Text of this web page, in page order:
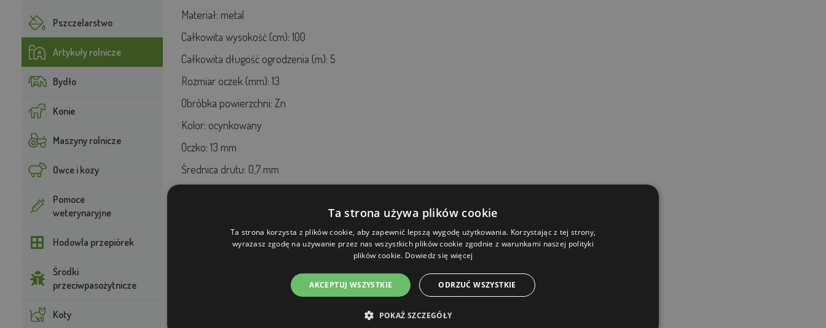
Pszczelarstwo
Artykuły rolnicze
Bydło
Konie
Maszyny rolnicze
Owce i kozy
Pomoce
weterynaryjne
Hodowla przepiórek
Środki
przeciwpasożytnicze
Koty
Materiał: metal
Całkowita wysokość (cm): 100
Całkowita długość ogrodzenia (m): 5
Rozmiar oczek (mm): 13
Obróbka powierzchni: Zn
Kolor: ocynkowany
Oczko: 13 mm
Średnica drutu: 0,7 mm
Ta strona używa plików cookie
Ta strona korzysta z plików cookie, aby zapewnić lepszą wygodę użytkowania. Korzystając z tej strony,
wyrażasz zgodę na używanie przez nas wszystkich plików cookie zgodnie z warunkami naszej polityki
plików cookie. Dowiedz się więcej
AKCEPTUJ WSZYSTKIE ODRZUĆ WSZYSTKIE
POKAŻ SZCZEGÓŁY